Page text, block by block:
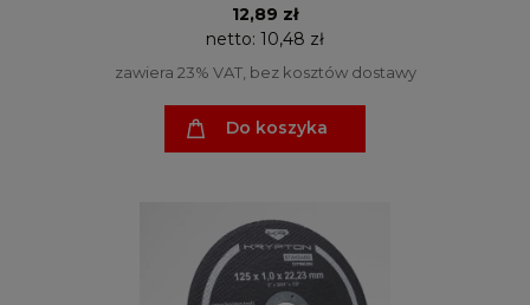
12,89 zł
netto: 10,48 zł
zawiera 23% VAT, bez kosztów dostawy
Do koszyka